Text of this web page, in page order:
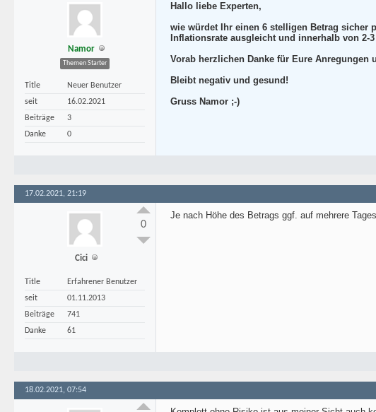
Namor
Themen Starter
Title
Neuer Benutzer
seit
16.02.2021
Beiträge
3
Danke
0
Hallo liebe Experten,
wie würdet Ihr einen 6 stelligen Betrag sicher
Inflationsrate ausgleicht und innerhalb von 2-
Vorab herzlichen Danke für Eure Anregungen
Bleibt negativ und gesund!
Gruss Namor ;-)
17.02.2021, 21:19
Cici
Title
Erfahrener Benutzer
seit
01.11.2013
Beiträge
741
Danke
61
0
Je nach Höhe des Betrags ggf. auf mehrere
18.02.2021, 07:54